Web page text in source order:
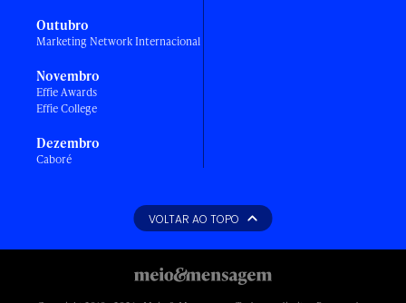
Outubro
Marketing Network Internacional
Novembro
Effie Awards
Effie College
Dezembro
Caboré
VOLTAR AO TOPO